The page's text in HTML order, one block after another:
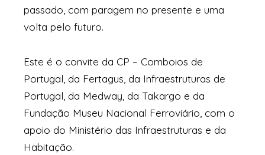
passado, com paragem no presente e uma
volta pelo futuro.
Este é o convite da CP – Comboios de
Portugal, da Fertagus, da Infraestruturas de
Portugal, da Medway, da Takargo e da
Fundação Museu Nacional Ferroviário, com o
apoio do Ministério das Infraestruturas e da
Habitação.